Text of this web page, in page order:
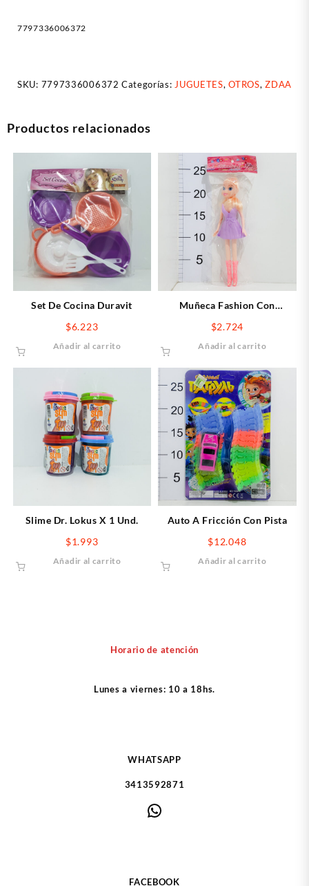
7797336006372
SKU: 7797336006372 Categorías: JUGUETES,OTROS,ZDAA
Productos relacionados
Set De Cocina Duravit
$6.223
Añadir al carrito
Muñeca Fashion Con
Accesorios
$2.724
Añadir al carrito
Slime Dr. Lokus X 1 Und.
$1.993
Añadir al carrito
Auto A Fricción Con Pista
$12.048
Añadir al carrito
Horario de atención
Lunes a viernes: 10 a 18hs.
WHATSAPP
3413592871
WhatsApp
FACEBOOK